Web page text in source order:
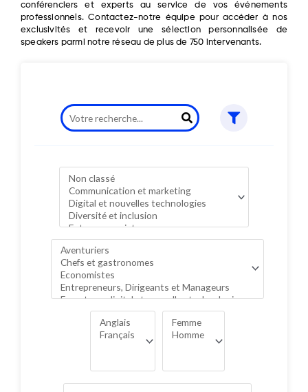
conférenciers et experts au service de vos événements
professionnels. Contactez-notre équipe pour accéder à nos
exclusivités et recevoir une sélection personnalisée de
speakers parmi notre réseau de plus de 750 intervenants.